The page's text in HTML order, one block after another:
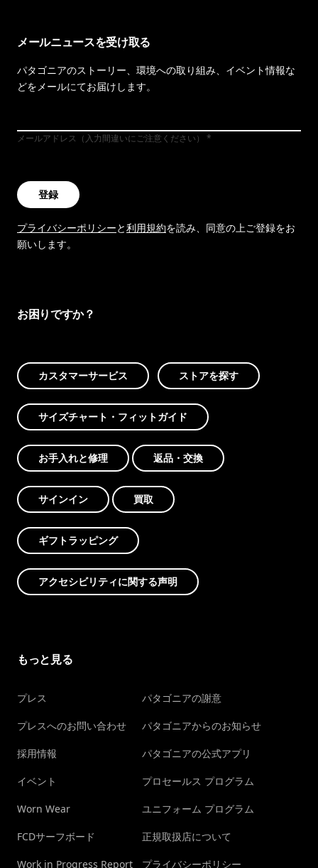
メールニュースを受け取る
パタゴニアのストーリー、環境への取り組み、イベント情報な
どをメールにてお届けします。
メールアドレス（入力間違いにご注意ください）
登録
プライバシーポリシーと利用規約を読み、同意の上ご登録をお
願いします。
お困りですか？
カスタマーサービス ストアを探す
サイズチャート・フィットガイド
お手入れと修理 返品・交換
サインイン 買取
ギフトラッピング
アクセシビリティに関する声明
もっと見る
プレス
プレスへのお問い合わせ
採用情報
イベント
Worn Wear
FCDサーフボード
Work in Progress Report
パタゴニアの謝意
パタゴニアからのお知らせ
パタゴニアの公式アプリ
プロセールス プログラム
ユニフォーム プログラム
正規取扱店について
プライバシーポリシー